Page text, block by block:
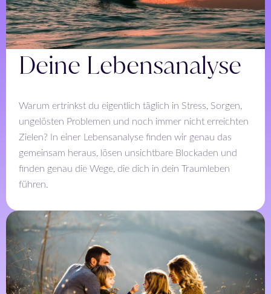
Deine Lebensanalyse
Warum ertrinkst du eigentlich täglich in Stress, Sorgen,
ungelösten Problemen und noch immer nicht erreichten
Zielen? In einer Lebensanalyse finden wir genau das
gemeinsam heraus, lösen unsichtbare Blockaden und
finden genau die Wege, die dich in dein Traumleben
führen.